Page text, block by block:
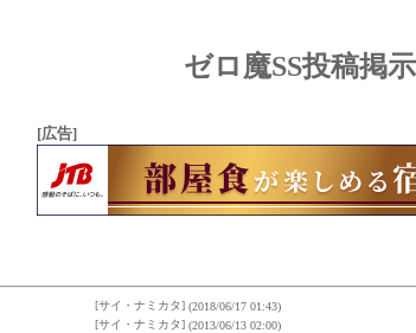
ゼロ魔SS投稿掲
[広告]
[サイ・ナミカタ] (2018/06/17 01:43)
[サイ・ナミカタ] (2013/06/13 02:00)